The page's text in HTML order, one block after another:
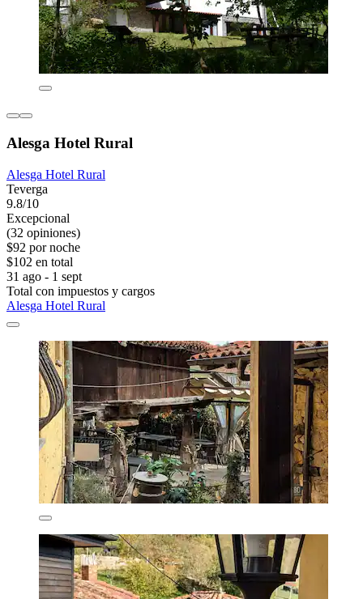
Alesga Hotel Rural
Alesga Hotel Rural
Teverga
9.8/10
Excepcional
(32 opiniones)
$92 por noche
$102 en total
31 ago - 1 sept
Total con impuestos y cargos
Alesga Hotel Rural